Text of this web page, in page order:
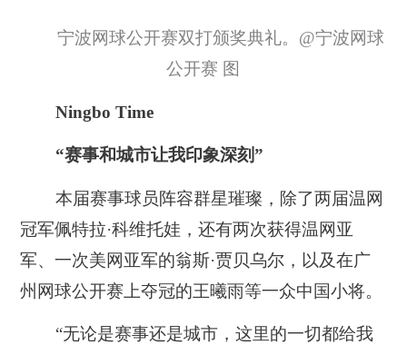
宁波网球公开赛双打颁奖典礼。@宁波网球
公开赛 图
Ningbo Time
“赛事和城市让我印象深刻”
本届赛事球员阵容群星璀璨，除了两届温网
冠军佩特拉·科维托娃，还有两次获得温网亚
军、一次美网亚军的翁斯·贾贝乌尔，以及在广
州网球公开赛上夺冠的王曦雨等一众中国小将。
“无论是赛事还是城市，这里的一切都给我